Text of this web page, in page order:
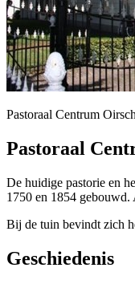
Pastoraal Centrum
Pastoraal
De huidige pastorie en
1750 en 1854 gebouwd.
Bij de tuin bevindt zich
Geschiedenis